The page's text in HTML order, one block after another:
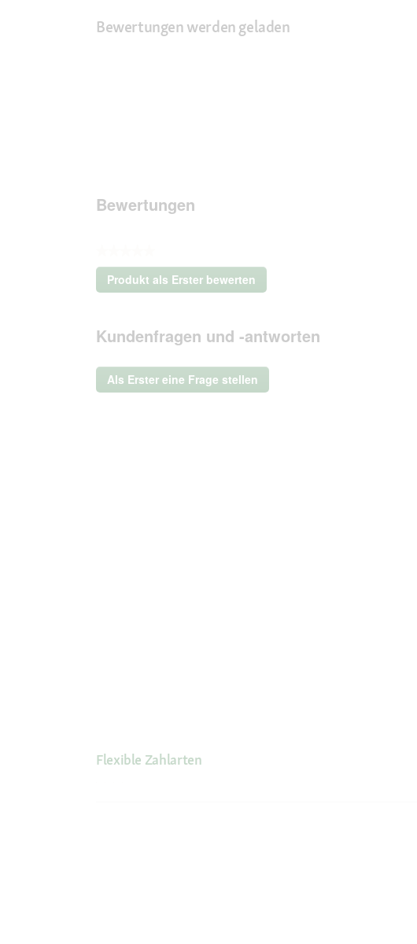
Bewertungen werden geladen
Bewertungen
Kein
Beurteilungswert
Produkt als Erster bewerten
.
Aktion
ein
modales
Kundenfragen und -antworten
Als Erster eine Frage stellen
Flexible Zahlarten